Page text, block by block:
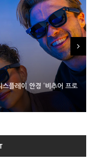
플레이 안경 ‘비추어 프로
프로세서 패키징 대기 중
준비하는 오픈AI